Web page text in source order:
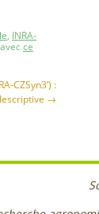
, INRA-
ce
CZSyn3’) :
→